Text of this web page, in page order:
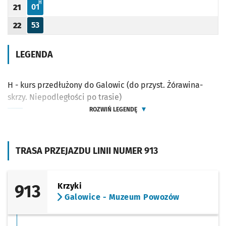
TRASA PRZEJAZDU LINII NUMER 913
913
Krzyki
Galowice - Muzeum Powozów
Godzina odjazdu
21
Odjazd
01
minut po godzinie 21
H H - KURS PRZEDŁUŻONY DO GALOWIC (DO PRZYST. ŻÓRAWINA-SKRZY.
Godzina odjazdu
22
Odjazd
53
minut po godzinie 22
LEGENDA
H - kurs przedłużony do Galowic (do przyst. Żórawina-
skrzy. Niepodległości po trasie)
ROZWIŃ LEGENDĘ